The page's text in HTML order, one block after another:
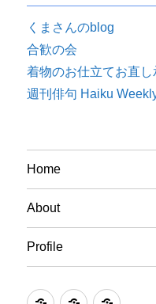
くまさんのblog
合歓の会
着物のお仕立てお直し
週刊俳句 Haiku
Home
About
Profile
HomeAboutProfile